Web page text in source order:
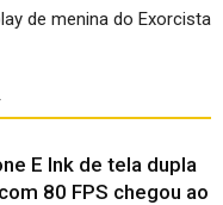
de menina do Exorcista
E Ink de tela dupla
80 FPS chegou ao